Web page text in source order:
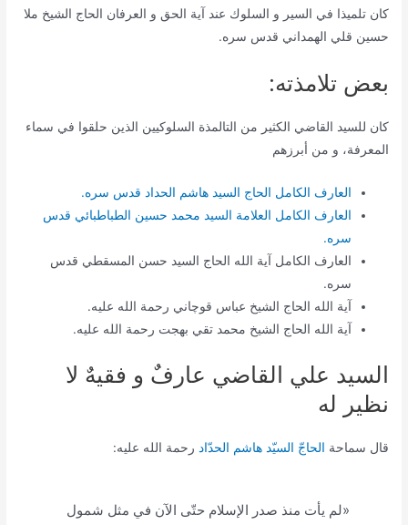
كان تلميذا في السير و السلوك عند آية الحق و العرفان الحاج الشيخ ملا
حسين قلي الهمداني قدس سره.
بعض تلامذته:
كان للسيد القاضي الكثير من التالمذة السلوكيين الذين حلقوا في سماء
المعرفة، و من أبرزهم
العارف الكامل الحاج السيد هاشم الحداد قدس سره.
العارف الكامل العلامة السيد محمد حسين الطباطبائي قدس
سره.
العارف الكامل آية الله الحاج السيد حسن المسقطي قدس
سره.
آية الله الحاج الشيخ عباس قوچاني رحمة الله عليه.
آية الله الحاج الشيخ محمد تقي بهجت رحمة الله عليه.
السيد علي القاضي عارفٌ و فقيهٌ لا
‌نظير له
قال سماحة الحاجّ السيّد هاشم الحدّاد رحمة الله عليه:
«لم يأت منذ صدر الإسلام حتّى الآن في مثل شمول